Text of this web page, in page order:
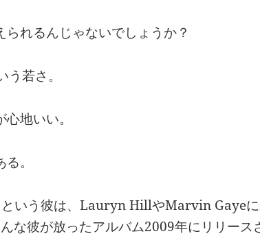
れるんじゃないでしょうか？
若さ。
地いい。
。
という彼は、Lauryn HillやMarvin Gaye
な彼が放ったアルバム2009年にリリース